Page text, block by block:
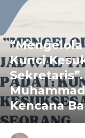
Kunci
Kencana